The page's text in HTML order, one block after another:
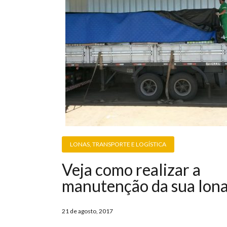
LONAS, TRANSPORTE E LOGÍSTICA
Veja como realizar a
manutenção da sua
21 de agosto, 2017